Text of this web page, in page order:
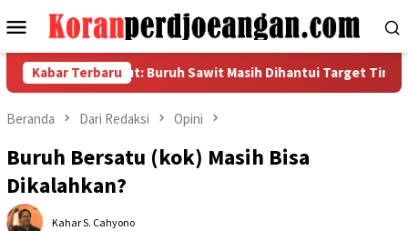
ke
Menu
Mobile
Kabar Terbaru
FSPMI Sumut: Buruh Sawit Masih Dihantui Target Tinggi dan
Beranda Dari Redaksi Opini
Buruh Bersatu (kok) Masih Bisa
Dikalahkan?
Kahar S. Cahyono